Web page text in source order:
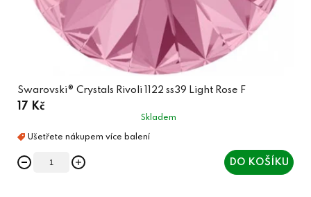
Swarovski® Crystals Rivoli 1122 ss39 Light Rose F
17 Kč
Skladem
DO KOŠÍKU